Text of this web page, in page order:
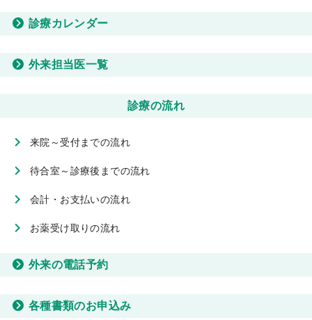
診療カレンダー
外来担当医一覧
診療の流れ
来院～受付までの流れ
待合室～診療後までの流れ
会計・お支払いの流れ
お薬受け取りの流れ
外来の電話予約
各種書類のお申込み